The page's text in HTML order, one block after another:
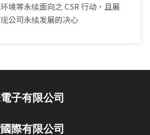
环境等永续面向之 CSR 行动，且展
现公司永续发展的决心